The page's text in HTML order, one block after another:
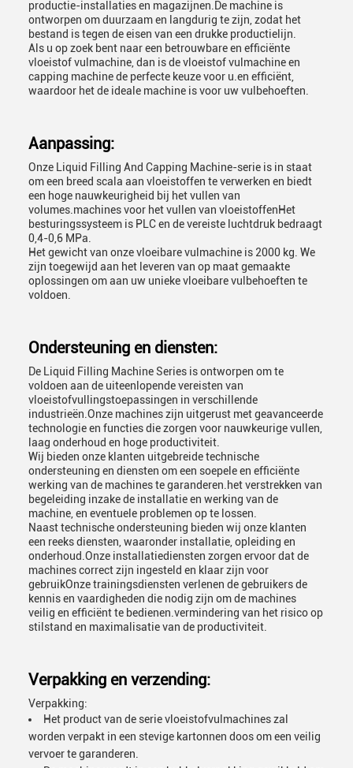
productie-installaties en magazijnen.De machine is
ontworpen om duurzaam en langdurig te zijn, zodat het
bestand is tegen de eisen van een drukke productielijn.
Als u op zoek bent naar een betrouwbare en efficiënte
vloeistof vulmachine, dan is de vloeistof vulmachine en
capping machine de perfecte keuze voor u.en efficiënt,
waardoor het de ideale machine is voor uw vulbehoeften.
Aanpassing:
Onze Liquid Filling And Capping Machine-serie is in staat
om een breed scala aan vloeistoffen te verwerken en biedt
een hoge nauwkeurigheid bij het vullen van
volumes.machines voor het vullen van vloeistoffenHet
besturingssysteem is PLC en de vereiste luchtdruk bedraagt
0,4-0,6 MPa.
Het gewicht van onze vloeibare vulmachine is 2000 kg. We
zijn toegewijd aan het leveren van op maat gemaakte
oplossingen om aan uw unieke vloeibare vulbehoeften te
voldoen.
Ondersteuning en diensten:
De Liquid Filling Machine Series is ontworpen om te
voldoen aan de uiteenlopende vereisten van
vloeistofvullingstoepassingen in verschillende
industrieën.Onze machines zijn uitgerust met geavanceerde
technologie en functies die zorgen voor nauwkeurige vullen,
laag onderhoud en hoge productiviteit.
Wij bieden onze klanten uitgebreide technische
ondersteuning en diensten om een soepele en efficiënte
werking van de machines te garanderen.het verstrekken van
begeleiding inzake de installatie en werking van de
machine, en eventuele problemen op te lossen.
Naast technische ondersteuning bieden wij onze klanten
een reeks diensten, waaronder installatie, opleiding en
onderhoud.Onze installatiediensten zorgen ervoor dat de
machines correct zijn ingesteld en klaar zijn voor
gebruikOnze trainingsdiensten verlenen de gebruikers de
kennis en vaardigheden die nodig zijn om de machines
veilig en efficiënt te bedienen.vermindering van het risico op
stilstand en maximalisatie van de productiviteit.
Verpakking en verzending:
Verpakking:
Het product van de serie vloeistofvulmachines zal
worden verpakt in een stevige kartonnen doos om een veilig
vervoer te garanderen.